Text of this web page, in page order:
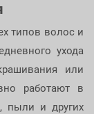
типов волос и
ухода
или
работают в
пыли и других